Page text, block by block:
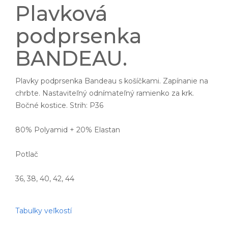
Plavková
podprsenka
BANDEAU.
Plavky podprsenka Bandeau s košíčkami. Zapínanie na
chrbte. Nastaviteľný odnímateľný ramienko za krk.
Bočné kostice. Strih: P36
80% Polyamid + 20% Elastan
Potlač
36, 38, 40, 42, 44
Tabulky veľkostí